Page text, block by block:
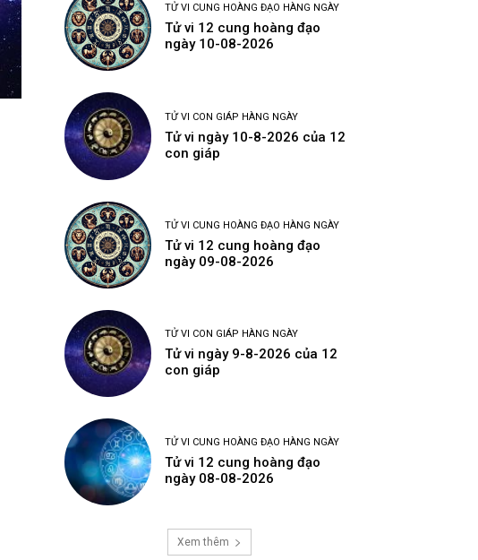
TỬ VI CUNG HOÀNG ĐẠO HÀNG NGÀY
Tử vi 12 cung hoàng đạo
ngày 10-08-2026
TỬ VI CON GIÁP HÀNG NGÀY
Tử vi ngày 10-8-2026 của 12
con giáp
TỬ VI CUNG HOÀNG ĐẠO HÀNG NGÀY
Tử vi 12 cung hoàng đạo
ngày 09-08-2026
TỬ VI CON GIÁP HÀNG NGÀY
Tử vi ngày 9-8-2026 của 12
con giáp
TỬ VI CUNG HOÀNG ĐẠO HÀNG NGÀY
Tử vi 12 cung hoàng đạo
ngày 08-08-2026
Xem thêm